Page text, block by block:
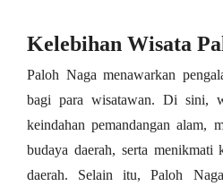
Kelebihan Wisata
Paloh Naga menawarkan
bagi para wisatawan. Di sini,
keindahan pemandangan alam,
budaya daerah, serta menikmati
daerah. Selain itu, Paloh